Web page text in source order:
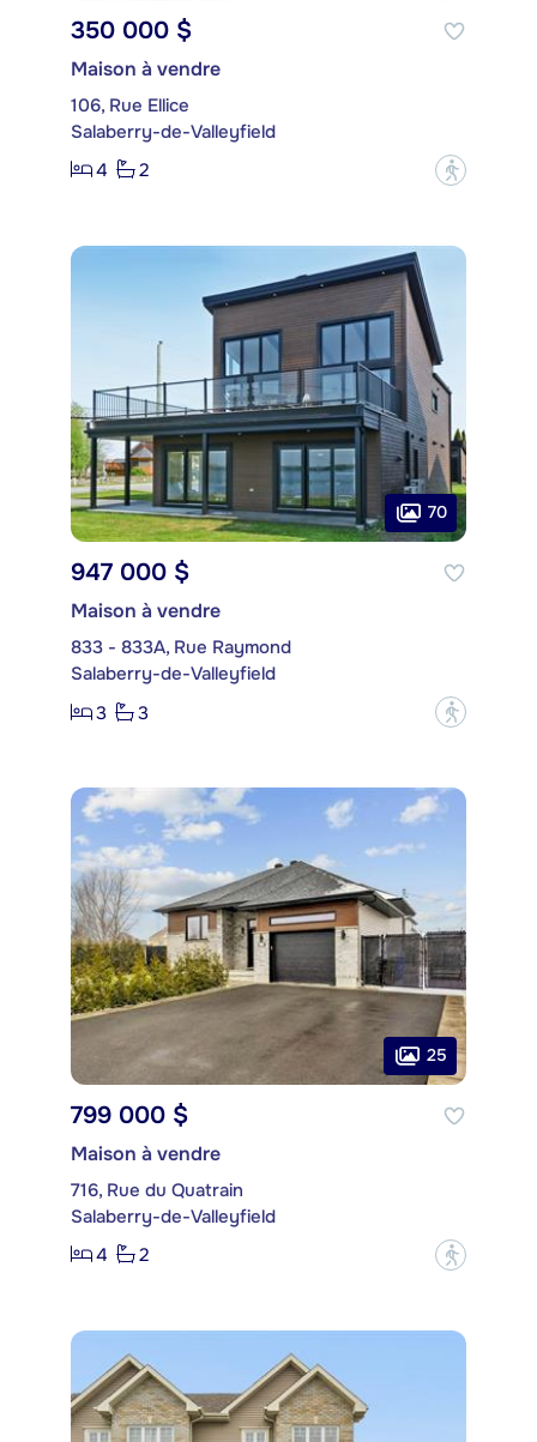
350 000 $
Maison à vendre
106, Rue Ellice
Salaberry-de-Valleyfield
4
2 ?
70
947 000 $
Maison à vendre
833 - 833A, Rue Raymond
Salaberry-de-Valleyfield
3
3 ?
25
799 000 $
Maison à vendre
716, Rue du Quatrain
Salaberry-de-Valleyfield
4
2 ?